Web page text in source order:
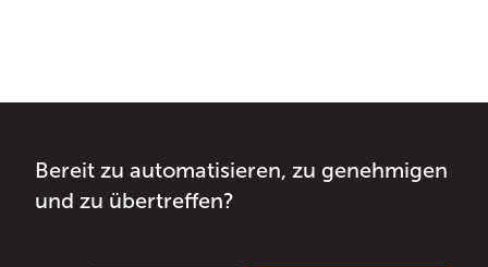
Bereit zu automatisieren, zu genehmigen
und zu übertreffen?